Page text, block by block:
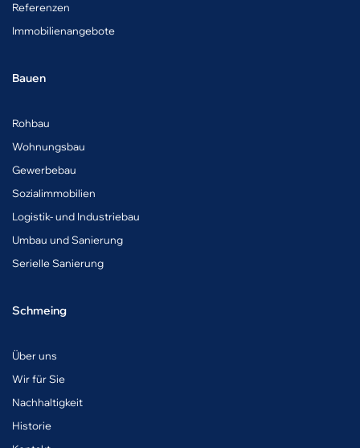
Referenzen
Immobilienangebote
Bauen
Rohbau
Wohnungsbau
Gewerbebau
Sozialimmobilien
Logistik- und Industriebau
Umbau und Sanierung
Serielle Sanierung
Schmeing
Über uns
Wir für Sie
Nachhaltigkeit
Historie